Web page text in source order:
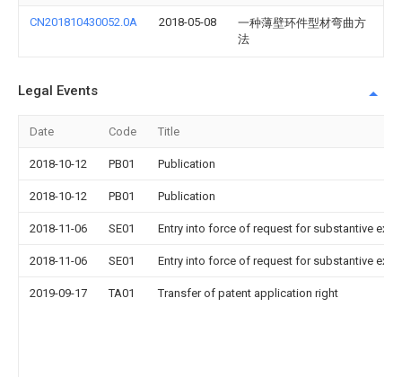
CN201810430052.0A 2018-05-08
一种薄壁环件型材弯曲方
法
Legal Events
Date Code Title
2018-10-12 PB01 Publication
2018-10-12 PB01 Publication
2018-11-06 SE01 Entry into force of request for substantive
2018-11-06 SE01 Entry into force of request for substantive
2019-09-17 TA01 Transfer of patent application right